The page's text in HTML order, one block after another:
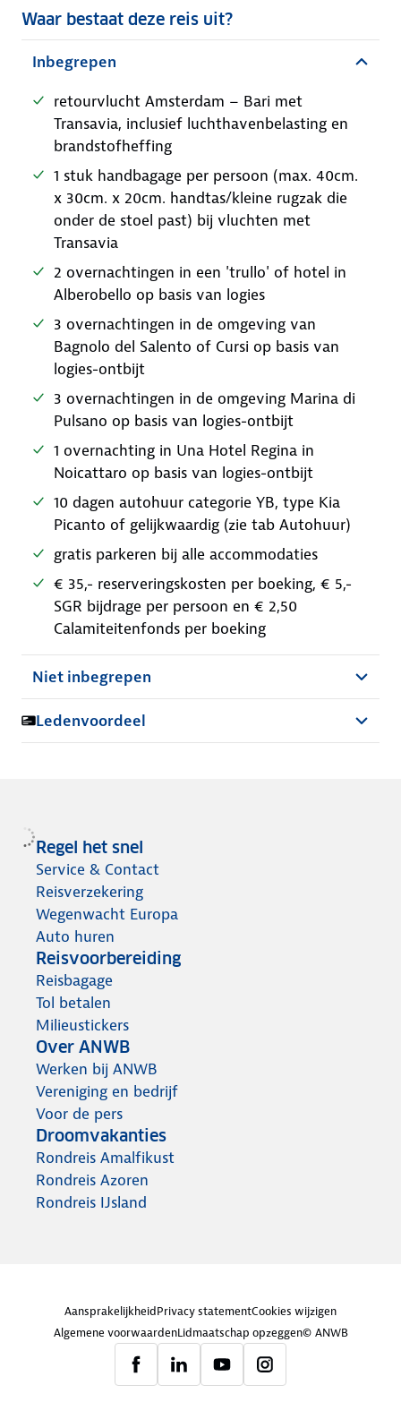
Waar bestaat deze reis uit?
Inbegrepen
retourvlucht Amsterdam – Bari met
Transavia, inclusief luchthavenbelasting en
brandstofheffing
1 stuk handbagage per persoon (max. 40cm.
x 30cm. x 20cm. handtas/kleine rugzak die
onder de stoel past) bij vluchten met
Transavia
2 overnachtingen in een 'trullo' of hotel in
Alberobello op basis van logies
3 overnachtingen in de omgeving van
Bagnolo del Salento of Cursi op basis van
logies-ontbijt
3 overnachtingen in de omgeving Marina di
Pulsano op basis van logies-ontbijt
1 overnachting in Una Hotel Regina in
Noicattaro op basis van logies-ontbijt
10 dagen autohuur categorie YB, type Kia
Picanto of gelijkwaardig (zie tab Autohuur)
gratis parkeren bij alle accommodaties
€ 35,- reserveringskosten per boeking, € 5,-
SGR bijdrage per persoon en € 2,50
Calamiteitenfonds per boeking
Niet inbegrepen
Ledenvoordeel
Regel het snel
Service & Contact
Reisverzekering
Wegenwacht Europa
Auto huren
Reisvoorbereiding
Reisbagage
Tol betalen
Milieustickers
Over ANWB
Werken bij ANWB
Vereniging en bedrijf
Voor de pers
Droomvakanties
Rondreis Amalfikust
Rondreis Azoren
Rondreis IJsland
AansprakelijkheidPrivacy statementCookies wijzigen
Algemene voorwaardenLidmaatschap opzeggen© ANWB